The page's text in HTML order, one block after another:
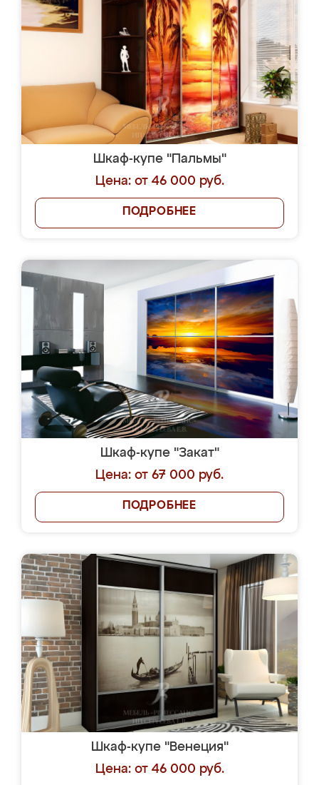
Шкаф-купе "Пальмы"
Цена: от 46 000 руб.
ПОДРОБНЕЕ
Шкаф-купе "Закат"
Цена: от 67 000 руб.
ПОДРОБНЕЕ
Шкаф-купе "Венеция"
Цена: от 46 000 руб.